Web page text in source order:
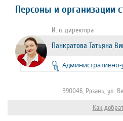
Персоны и организации
И. о. директора
Панкратова Татьяна
390046, Рязань, ул.
Как